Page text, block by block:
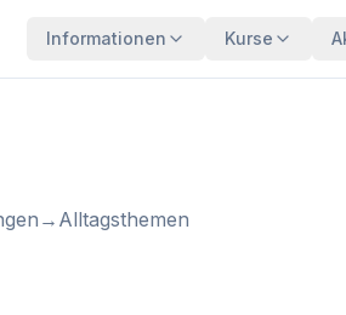
Informationen Kurse
→ Alltagsthemen